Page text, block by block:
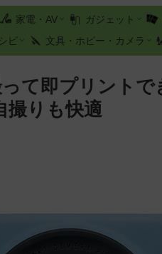
家電・AV ガジェット
ピ
文具・ホビー・カメラ
て即プリント
撮りも快適